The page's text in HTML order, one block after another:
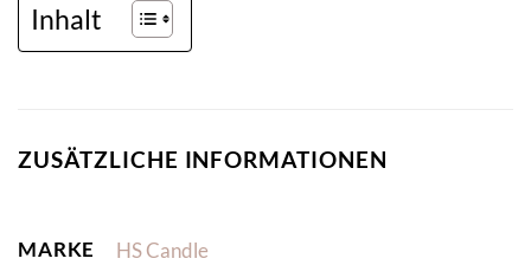
Inhalt
ZUSÄTZLICHE INFORMATIONEN
MARKE HS Candle